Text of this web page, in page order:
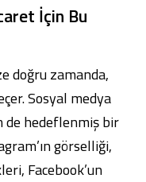
İçin Bu
doğru zamanda,
Sosyal medya
de hedeflenmiş bir
görselliği,
Facebook’un